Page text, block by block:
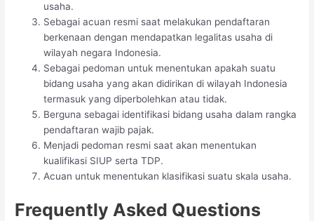
usaha.
Sebagai acuan resmi saat melakukan pendaftaran
berkenaan dengan mendapatkan legalitas usaha di
wilayah negara Indonesia.
Sebagai pedoman untuk menentukan apakah suatu
bidang usaha yang akan didirikan di wilayah Indonesia
termasuk yang diperbolehkan atau tidak.
Berguna sebagai identifikasi bidang usaha dalam rangka
pendaftaran wajib pajak.
Menjadi pedoman resmi saat akan menentukan
kualifikasi SIUP serta TDP.
Acuan untuk menentukan klasifikasi suatu skala usaha.
Frequently Asked Questions